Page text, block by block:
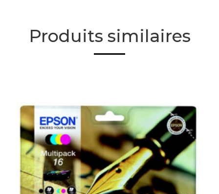
Produits similaires